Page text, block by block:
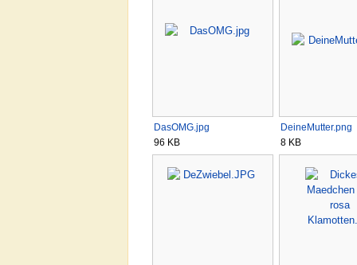
DasOMG.jpg
96 KB
DeineMutter.png
8 KB